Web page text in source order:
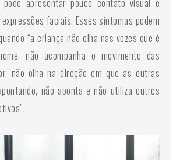
apresentar pouco contato visual e
faciais. Esses sintomas podem
“a criança não olha nas vezes que é
não acompanha o movimento das
não olha na direção em que as outras
não aponta e não utiliza outros